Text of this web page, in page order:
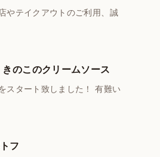
やテイクアウトのご利用、誠
のこのクリームソース
スタート致しました！ 有難い
フ